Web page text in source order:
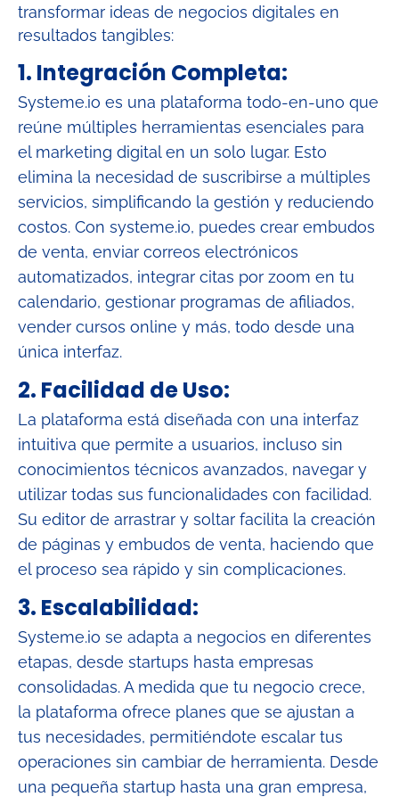
transformar ideas de negocios digitales en
resultados tangibles:​
1. Integración Completa:
Systeme.io es una plataforma todo-en-uno que
reúne múltiples herramientas esenciales para
el marketing digital en un solo lugar. Esto
elimina la necesidad de suscribirse a múltiples
servicios, simplificando la gestión y reduciendo
costos. Con systeme.io, puedes crear embudos
de venta, enviar correos electrónicos
automatizados, integrar citas por zoom en tu
calendario, gestionar programas de afiliados,
vender cursos online y más, todo desde una
única interfaz.
2. Facilidad de Uso:
La plataforma está diseñada con una interfaz
intuitiva que permite a usuarios, incluso sin
conocimientos técnicos avanzados, navegar y
utilizar todas sus funcionalidades con facilidad.
Su editor de arrastrar y soltar facilita la creación
de páginas y embudos de venta, haciendo que
el proceso sea rápido y sin complicaciones.
3. Escalabilidad:
Systeme.io se adapta a negocios en diferentes
etapas, desde startups hasta empresas
consolidadas. A medida que tu negocio crece,
la plataforma ofrece planes que se ajustan a
tus necesidades, permitiéndote escalar tus
operaciones sin cambiar de herramienta. Desde
una pequeña startup hasta una gran empresa,